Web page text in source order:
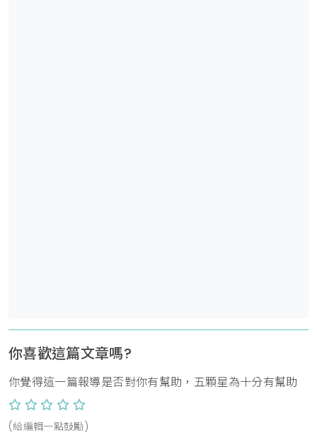
你喜歡這篇文章嗎?
你覺得這一篇報導是否對你有幫助，五顆星為十分有幫助
(給編輯一點鼓勵)